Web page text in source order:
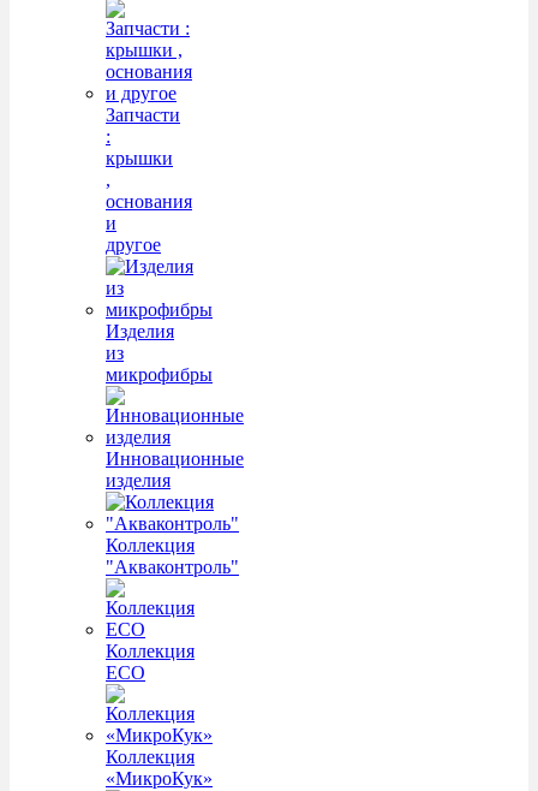
Запчасти
:
крышки
,
основания
и
другое
Изделия
из
микрофибры
Инновационные
изделия
Коллекция
"Акваконтроль"
Коллекция
ECO
Коллекция
«МикроКук»